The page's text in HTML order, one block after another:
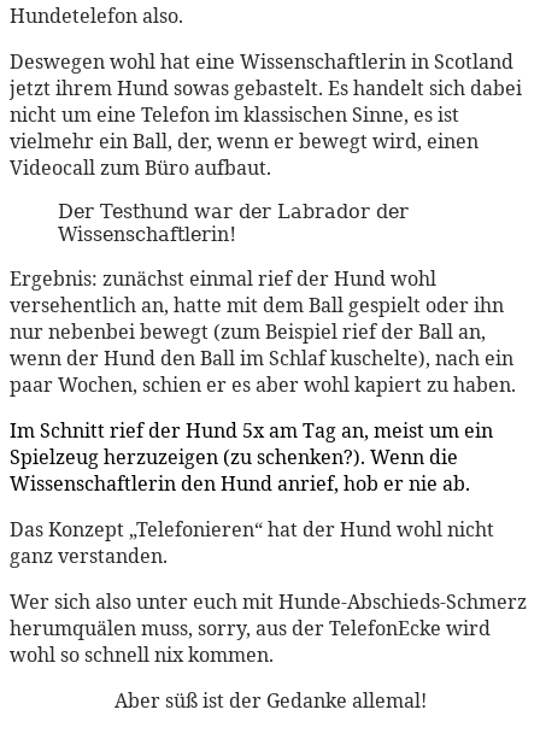
Hundetelefon also.
Deswegen wohl hat eine Wissenschaftlerin in Scotland
jetzt ihrem Hund sowas gebastelt. Es handelt sich dabei
nicht um eine Telefon im klassischen Sinne, es ist
vielmehr ein Ball, der, wenn er bewegt wird, einen
Videocall zum Büro aufbaut.
Der Testhund war der Labrador der
Wissenschaftlerin!
Ergebnis: zunächst einmal rief der Hund wohl
versehentlich an, hatte mit dem Ball gespielt oder ihn
nur nebenbei bewegt (zum Beispiel rief der Ball an,
wenn der Hund den Ball im Schlaf kuschelte), nach ein
paar Wochen, schien er es aber wohl kapiert zu haben.
Im Schnitt rief der Hund 5x am Tag an, meist um ein
Spielzeug herzuzeigen (zu schenken?). Wenn die
Wissenschaftlerin den Hund anrief, hob er nie ab.
Das Konzept „Telefonieren“ hat der Hund wohl nicht
ganz verstanden.
Wer sich also unter euch mit Hunde-Abschieds-Schmerz
herumquälen muss, sorry, aus der TelefonEcke wird
wohl so schnell nix kommen.
Aber süß ist der Gedanke allemal!